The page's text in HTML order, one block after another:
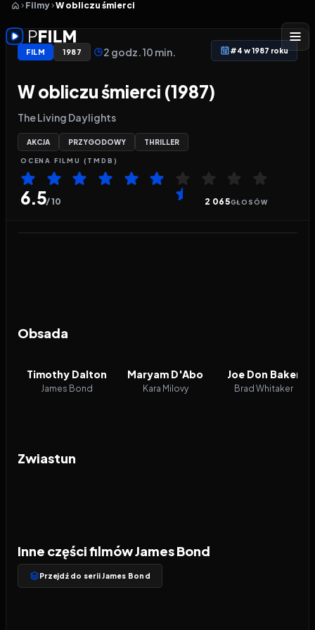
Filmy W obliczu śmierci
FILM 1987 2 godz. 10 min. #4 w 1987 roku
W obliczu śmierci (1987)
The Living Daylights
AKCJA PRZYGODOWY THRILLER
OCENA FILMU (TMDB)
6.5/ 10 2 065GŁOSÓW
Obsada
Timothy Dalton
James Bond
Maryam D'Abo
Kara Milovy
Joe Don Baker
Brad Whitaker
Zwiastun
Inne części filmów James Bond
Przejdź do serii James Bond